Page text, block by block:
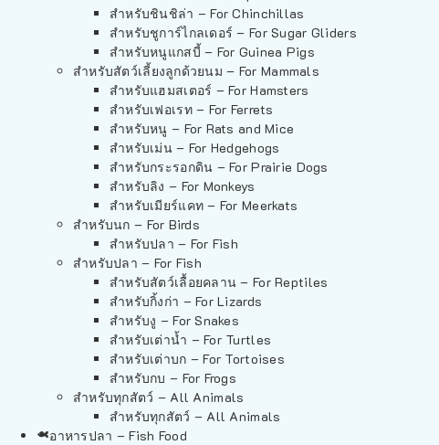
สำหรับชินชิล่า – For Chinchillas
สำหรับชูการ์ไกลเดอร์ – For Sugar Gliders
สำหรับหนูแกสบี้ – For Guinea Pigs
สำหรับสัตว์เลี้ยงลูกด้วยนม – For Mammals
สำหรับแฮมสเตอร์ – For Hamsters
สำหรับเฟอเรท – For Ferrets
สำหรับหนู – For Rats and Mice
สำหรับเม่น – For Hedgehogs
สำหรับกระรอกดิน – For Prairie Dogs
สำหรับลิง – For Monkeys
สำหรับเมียร์แคท – For Meerkats
สำหรับนก – For Birds
สำหรับปลา – For Fish
สำหรับปลา – For Fish
สำหรับสัตว์เลื้อยคลาน – For Reptiles
สำหรับกิ้งก่า – For Lizards
สำหรับงู – For Snakes
สำหรับเต่าน้ำ – For Turtles
สำหรับเต่าบก – For Tortoises
สำหรับกบ – For Frogs
สำหรับทุกสัตว์ – All Animals
สำหรับทุกสัตว์ – All Animals
อาหารปลา – Fish Food